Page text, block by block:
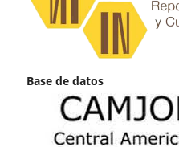
Base de datos